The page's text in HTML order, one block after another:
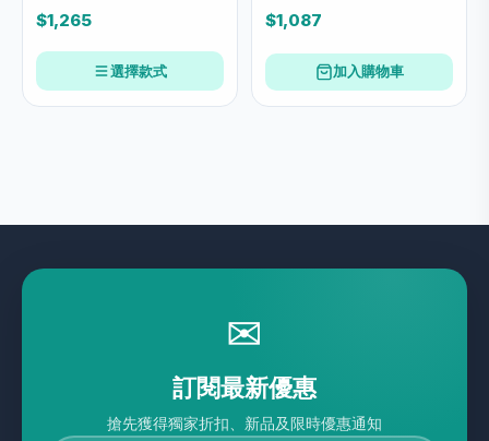
$1,265
選擇款式
$1,087
加入購物車
✉
訂閱最新優惠
搶先獲得獨家折扣、新品及限時優惠通知